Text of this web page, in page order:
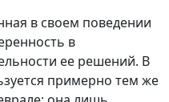
в своем поведении
в
ее решений. В
примерно тем же